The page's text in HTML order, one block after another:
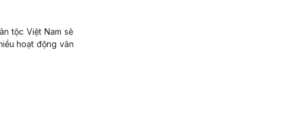
tộc Việt Nam sẽ
hoạt động văn